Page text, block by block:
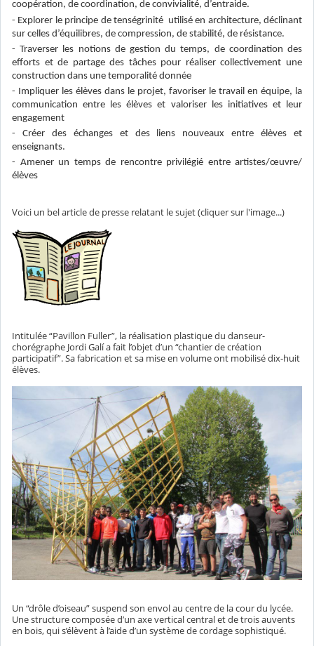
coopération, de coordination, de convivialité, d’entraide.
- Explorer le principe de tenségrinité utilisé en architecture, déclinant
sur celles d’équilibres, de compression, de stabilité, de résistance.
- Traverser les notions de gestion du temps, de coordination des
efforts et de partage des tâches pour réaliser collectivement une
construction dans une temporalité donnée
- Impliquer les élèves dans le projet, favoriser le travail en équipe, la
communication entre les élèves et valoriser les initiatives et leur
engagement
- Créer des échanges et des liens nouveaux entre élèves et
enseignants.
- Amener un temps de rencontre privilégié entre artistes/œuvre/
élèves
Voici un bel article de presse relatant le sujet (cliquer sur l'image...)
Intitulée “Pavillon Fuller”, la réalisation plastique du danseur-
chorégraphe Jordi Galí a fait l’objet d’un “chantier de création
participatif”. Sa fabrication et sa mise en volume ont mobilisé dix-huit
élèves.
Un “drôle d’oiseau” suspend son envol au centre de la cour du lycée.
Une structure composée d’un axe vertical central et de trois auvents
en bois, qui s’élèvent à l’aide d’un système de cordage sophistiqué.